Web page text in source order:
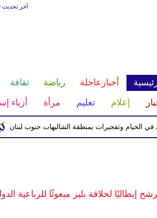
آخر تحديث GMT10:25:09
أخبارعاجلة رياضة ثقافة
إعلام تعليم مرأة أزياء
وتفجيرات بمنطقة الشاليهات جنوب لبنان
إيطاليًا لخلافة بلير مبعوثًا للرباعية